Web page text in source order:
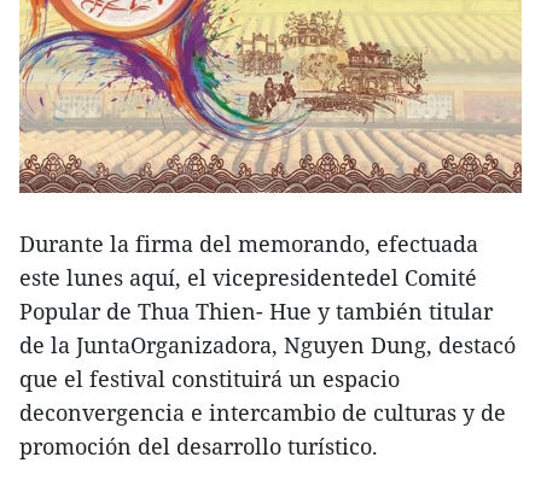
Durante la firma del memorando, efectuada
este lunes aquí, el vicepresidentedel Comité
Popular de Thua Thien- Hue y también titular
de la JuntaOrganizadora, Nguyen Dung, destacó
que el festival constituirá un espacio
deconvergencia e intercambio de culturas y de
promoción del desarrollo turístico.